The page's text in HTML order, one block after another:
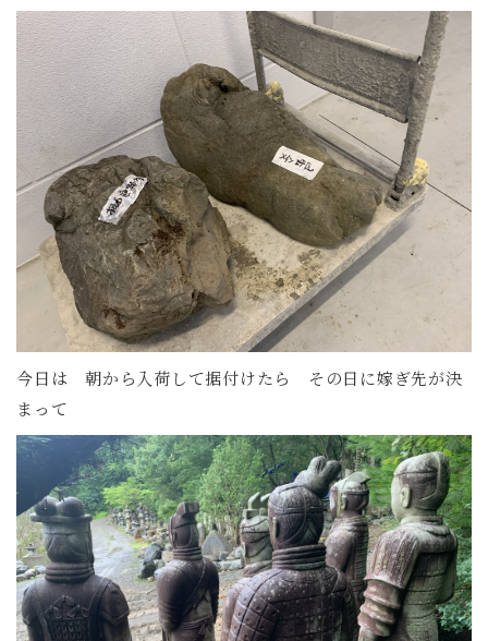
今日は 朝から入荷して据付けたら その日に嫁ぎ先が決
まって